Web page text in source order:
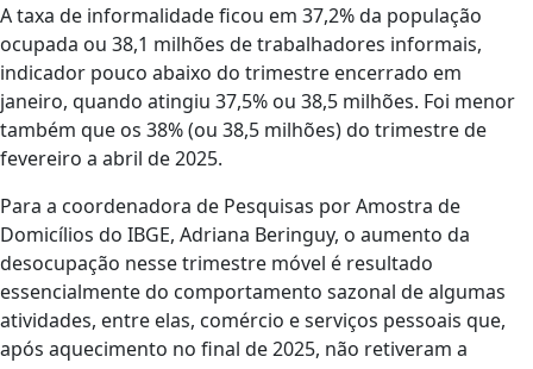
A taxa de informalidade ficou em 37,2% da população
ocupada ou 38,1 milhões de trabalhadores informais,
indicador pouco abaixo do trimestre encerrado em
janeiro, quando atingiu 37,5% ou 38,5 milhões. Foi menor
também que os 38% (ou 38,5 milhões) do trimestre de
fevereiro a abril de 2025.
Para a coordenadora de Pesquisas por Amostra de
Domicílios do IBGE, Adriana Beringuy, o aumento da
desocupação nesse trimestre móvel é resultado
essencialmente do comportamento sazonal de algumas
atividades, entre elas, comércio e serviços pessoais que,
após aquecimento no final de 2025, não retiveram a